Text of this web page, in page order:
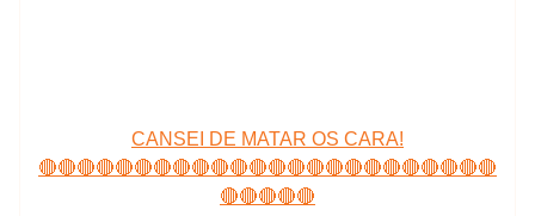
CANSEI DE MATAR OS CARA!
🔴🔴🔴🔴🔴🔴🔴🔴🔴🔴🔴🔴🔴🔴🔴🔴🔴🔴🔴🔴🔴🔴🔴🔴
🔴🔴🔴🔴🔴